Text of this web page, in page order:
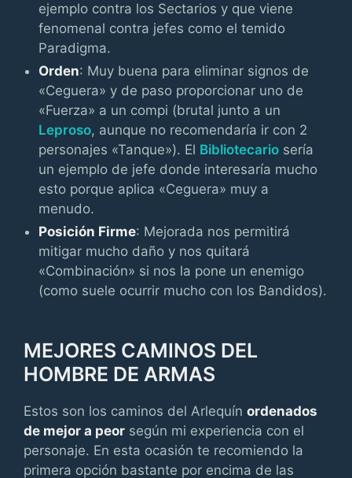
ejemplo contra los Sectarios y que viene
fenomenal contra jefes como el temido
Paradigma.
Orden: Muy buena para eliminar signos de
«Ceguera» y de paso proporcionar uno de
«Fuerza» a un compi (brutal junto a un
Leproso, aunque no recomendaría ir con 2
personajes «Tanque»). El Bibliotecario sería
un ejemplo de jefe donde interesaría mucho
esto porque aplica «Ceguera» muy a
menudo.
Posición Firme: Mejorada nos permitirá
mitigar mucho daño y nos quitará
«Combinación» si nos la pone un enemigo
(como suele ocurrir mucho con los Bandidos).
MEJORES CAMINOS DEL
HOMBRE DE ARMAS
Estos son los caminos del Arlequín ordenados
de mejor a peor según mi experiencia con el
personaje. En esta ocasión te recomiendo la
primera opción bastante por encima de las